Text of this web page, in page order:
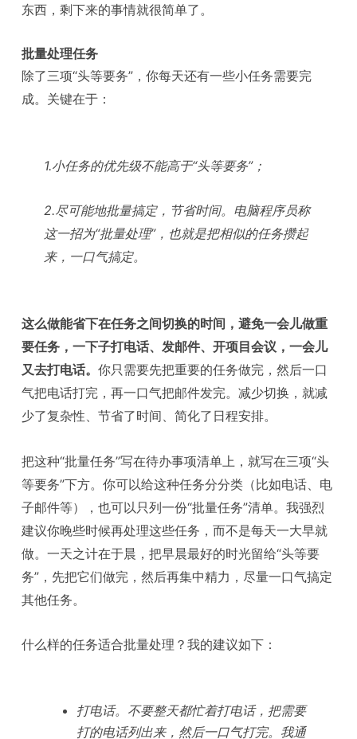
东西，剩下来的事情就很简单了。
批量处理任务
除了三项“头等要务”，你每天还有一些小任务需要完
成。关键在于：
1.小任务的优先级不能高于“头等要务”；
2.尽可能地批量搞定，节省时间。电脑程序员称
这一招为“批量处理”，也就是把相似的任务攒起
来，一口气搞定。
这么做能省下在任务之间切换的时间，避免一会儿做重
要任务，一下子打电话、发邮件、开项目会议，一会儿
又去打电话。你只需要先把重要的任务做完，然后一口
气把电话打完，再一口气把邮件发完。减少切换，就减
少了复杂性、节省了时间、简化了日程安排。
把这种“批量任务”写在待办事项清单上，就写在三项“头
等要务”下方。你可以给这种任务分分类（比如电话、电
子邮件等），也可以只列一份“批量任务”清单。我强烈
建议你晚些时候再处理这些任务，而不是每天一大早就
做。一天之计在于晨，把早晨最好的时光留给“头等要
务”，先把它们做完，然后再集中精力，尽量一口气搞定
其他任务。
什么样的任务适合批量处理？我的建议如下：
打电话。不要整天都忙着打电话，把需要
打的电话列出来，然后一口气打完。我通